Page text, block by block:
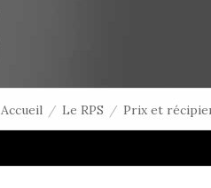
Accueil / Le RPS / Prix et